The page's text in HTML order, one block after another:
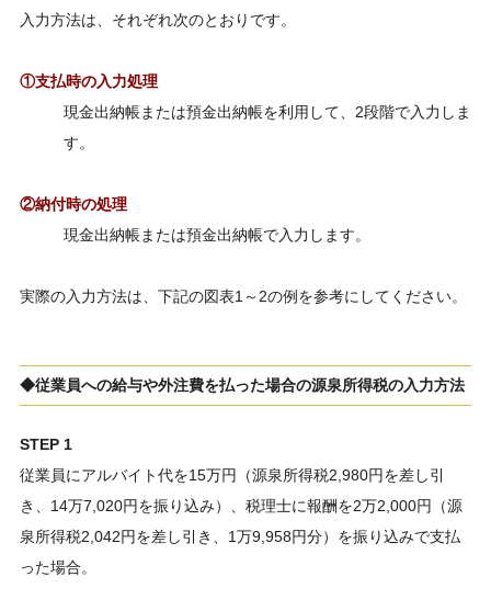
入力方法は、それぞれ次のとおりです。
①支払時の入力処理
現金出納帳または預金出納帳を利用して、2段階で入力しま
す。
②納付時の処理
現金出納帳または預金出納帳で入力します。
実際の入力方法は、下記の図表1～2の例を参考にしてください。
◆従業員への給与や外注費を払った場合の源泉所得税の入力方法
STEP 1
従業員にアルバイト代を15万円（源泉所得税2,980円を差し引
き、14万7,020円を振り込み）、税理士に報酬を2万2,000円（源
泉所得税2,042円を差し引き、1万9,958円分）を振り込みで支払
った場合。